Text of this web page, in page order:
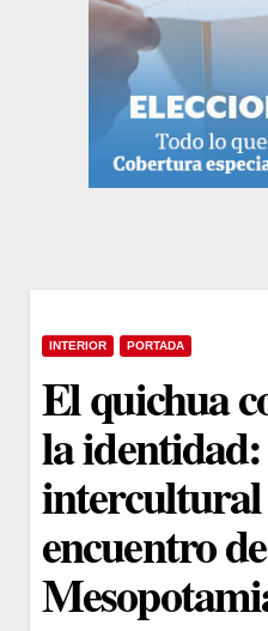
INTERIOR PORTADA
El quichua
la
intercultural
encuentro